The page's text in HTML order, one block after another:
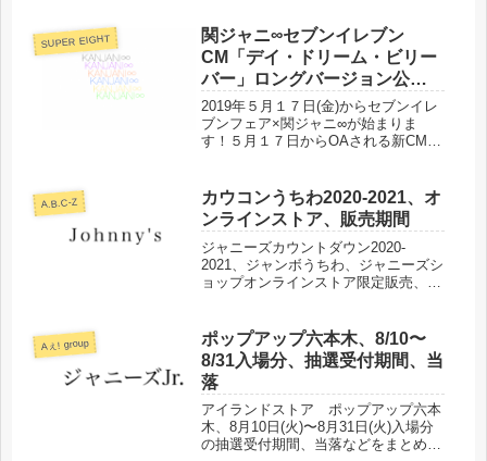
SUPER EIGHT
関ジャニ∞セブンイレブン
CM「デイ・ドリーム・ビリー
バー」ロングバージョン公開
中！
2019年５月１７日(金)からセブンイレ
ブンフェア×関ジャニ∞が始まりま
す！５月１７日からOAされる新CMや
した！
A.B.C-Z
カウコンうちわ2020-2021、オ
ンラインストア、販売期間
ジャニーズカウントダウン2020-
2021、ジャンボうちわ、ジャニーズシ
ョップオンラインストア限定販売、販
Aぇ! group
ポップアップ六本木、8/10〜
8/31入場分、抽選受付期間、当
落
アイランドストア ポップアップ六本
木、8月10日(火)〜8月31日(火)入場分
の抽選受付期間、当落などをまとめま